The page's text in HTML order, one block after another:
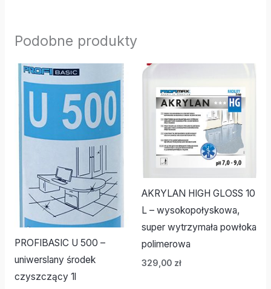
Podobne produkty
PROFIBASIC U 500 –
uniwerslany środek
czyszczący 1l
AKRYLAN HIGH GLOSS 10
L – wysokopołyskowa,
super wytrzymała powłoka
polimerowa
329,00 zł